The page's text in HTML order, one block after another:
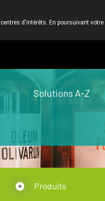
Solutions A-Z
Produits
d'intérêts. En poursuivant